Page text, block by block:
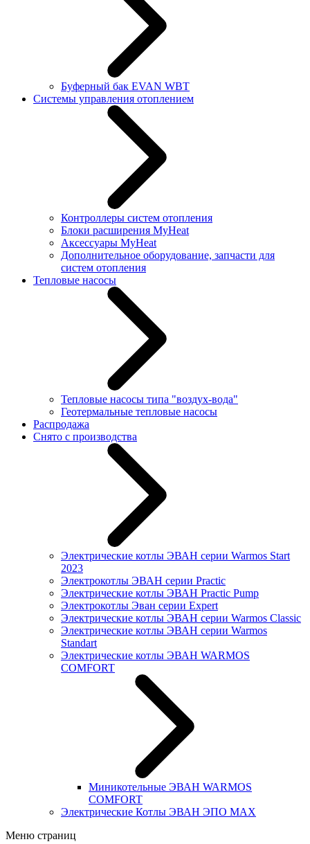
Буферный бак EVAN WBT
Системы управления отоплением
Контроллеры систем отопления
Блоки расширения MyHeat
Аксессуары MyHeat
Дополнительное оборудование, запчасти для
систем отопления
Тепловые насосы
Тепловые насосы типа "воздух-вода"
Геотермальные тепловые насосы
Распродажа
Снято с производства
Электрические котлы ЭВАН серии Warmos Start
2023
Электрокотлы ЭВАН серии Practic
Электрические котлы ЭВАН Practic Pump
Электрокотлы Эван серии Expert
Электрические котлы ЭВАН серии Warmos Classic
Электрические котлы ЭВАН серии Warmos
Standart
Электрические котлы ЭВАН WARMOS
COMFORT
Миникотельные ЭВАН WARMOS
COMFORT
Электрические Котлы ЭВАН ЭПО MAX
Меню страниц